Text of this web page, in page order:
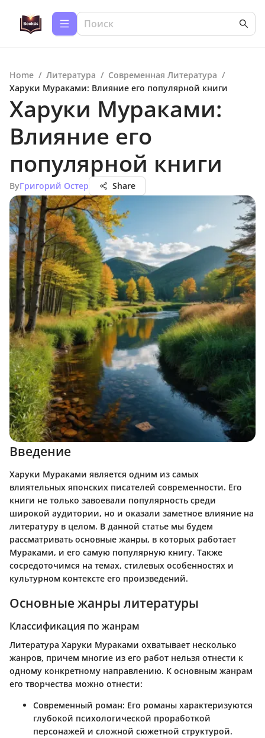
Home / Литература / Современная Литература /
Харуки Мураками: Влияние его популярной книги
Харуки Мураками:
Влияние его
популярной книги
ByГригорий Остер Share
Введение
Харуки Мураками является одним из самых
влиятельных японских писателей современности. Его
книги не только завоевали популярность среди
широкой аудитории, но и оказали заметное влияние на
литературу в целом. В данной статье мы будем
рассматривать основные жанры, в которых работает
Мураками, и его самую популярную книгу. Также
сосредоточимся на темах, стилевых особенностях и
культурном контексте его произведений.
Основные жанры литературы
Классификация по жанрам
Литература Харуки Мураками охватывает несколько
жанров, причем многие из его работ нельзя отнести к
одному конкретному направлению. К основным жанрам
его творчества можно отнести:
Современный роман: Его романы характеризуются
глубокой психологической проработкой
персонажей и сложной сюжетной структурой.